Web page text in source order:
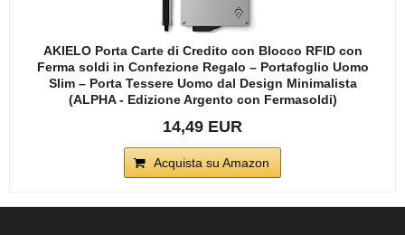
AKIELO Porta Carte di Credito con Blocco RFID con
Ferma soldi in Confezione Regalo – Portafoglio Uomo
Slim – Porta Tessere Uomo dal Design Minimalista
(ALPHA - Edizione Argento con Fermasoldi)
14,49 EUR
Acquista su Amazon